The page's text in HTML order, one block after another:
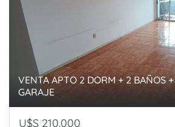
VENTA APTO 2 DORM + 2 BAÑOS +
GARAJE
U$S 210.000